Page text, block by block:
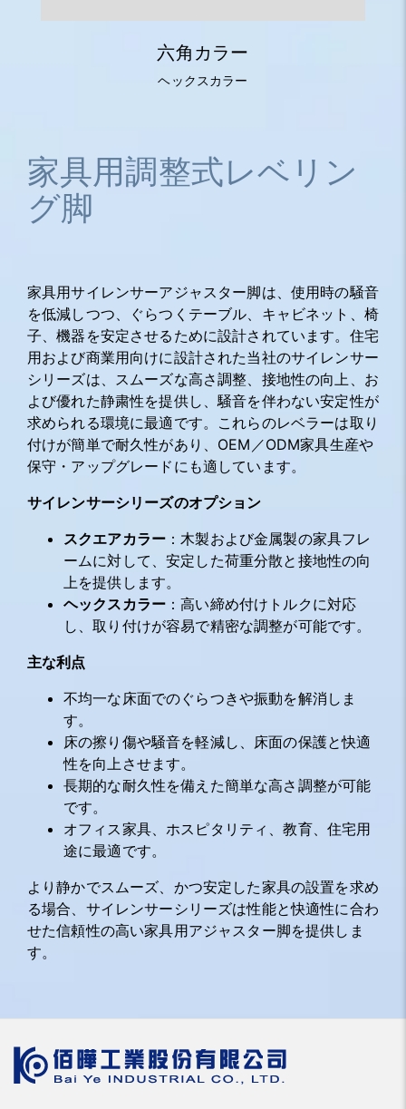
六角カラー
ヘックスカラー
家具用調整式レベリン
グ脚
家具用サイレンサーアジャスター脚は、使用時の騒音
を低減しつつ、ぐらつくテーブル、キャビネット、椅
子、機器を安定させるために設計されています。住宅
用および商業用向けに設計された当社のサイレンサー
シリーズは、スムーズな高さ調整、接地性の向上、お
よび優れた静粛性を提供し、騒音を伴わない安定性が
求められる環境に最適です。これらのレベラーは取り
付けが簡単で耐久性があり、OEM／ODM家具生産や
保守・アップグレードにも適しています。
サイレンサーシリーズのオプション
スクエアカラー ：木製および金属製の家具フレ
ームに対して、安定した荷重分散と接地性の向
上を提供します。
ヘックスカラー ：高い締め付けトルクに対応
し、取り付けが容易で精密な調整が可能です。
主な利点
不均一な床面でのぐらつきや振動を解消しま
す。
床の擦り傷や騒音を軽減し、床面の保護と快適
性を向上させます。
長期的な耐久性を備えた簡単な高さ調整が可能
です。
オフィス家具、ホスピタリティ、教育、住宅用
途に最適です。
より静かでスムーズ、かつ安定した家具の設置を求め
る場合、サイレンサーシリーズは性能と快適性に合わ
せた信頼性の高い家具用アジャスター脚を提供しま
す。